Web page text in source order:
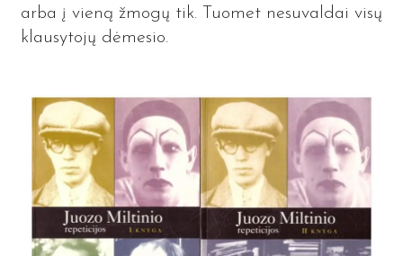
arba į vieną žmogų tik. Tuomet nesuvaldai visų
klausytojų dėmesio.